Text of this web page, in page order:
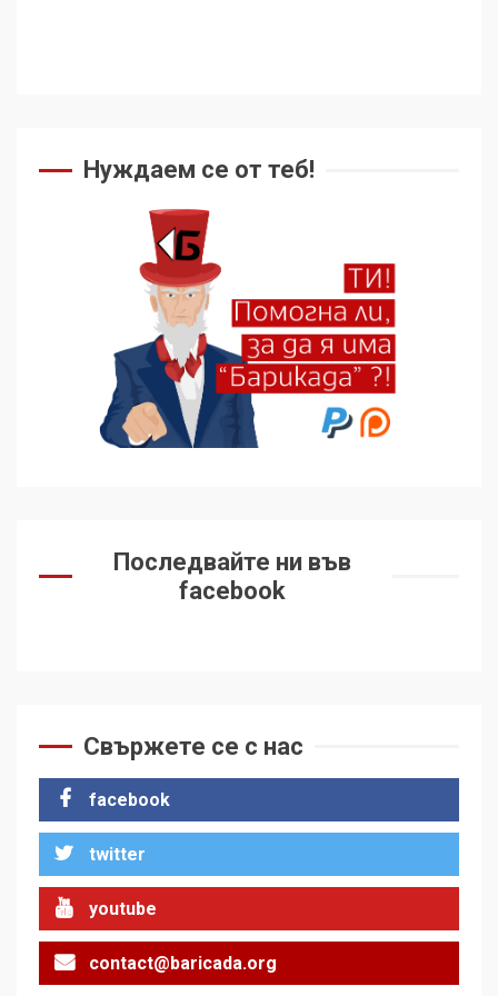
Нуждаем се от теб!
Последвайте ни във
facebook
Свържете се с нас
facebook
twitter
youtube
contact@baricada.org